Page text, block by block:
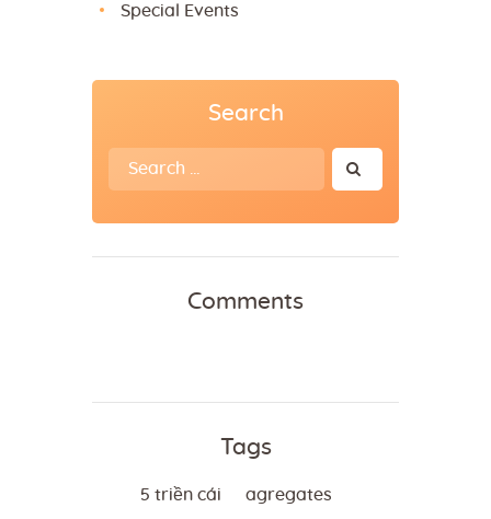
Special Events
Search
Search
for:
Comments
Tags
5 triền cái agregates